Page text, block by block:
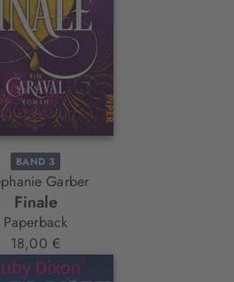
BAND 3
Garber
Finale
Paperback
18,00 €